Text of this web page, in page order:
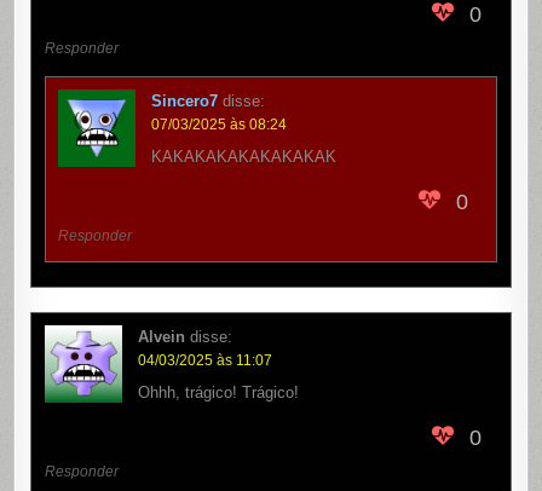
0
Responder
Sincero7 disse:
07/03/2025 às 08:24
KAKAKAKAKAKAKAKAK
0
Responder
Alvein disse:
04/03/2025 às 11:07
Ohhh, trágico! Trágico!
0
Responder